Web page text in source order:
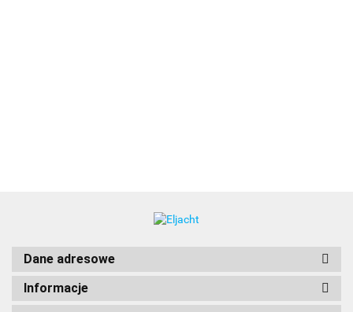
Dane adresowe
Informacje